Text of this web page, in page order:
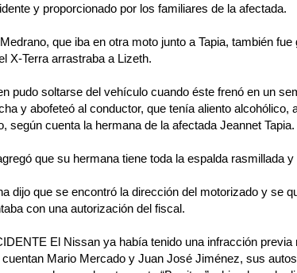
y proporcionado por los familiares de la afectada.
que iba en otra moto junto a Tapia, también
X-Terra arrastraba a Lizeth.
pudo soltarse del vehículo cuando éste frenó en un
y abofeteó al conductor, que tenía aliento alcohólico,
según cuenta la hermana de la afectada Jeannet Tapia.
que su hermana tiene toda la espalda rasmillada
dijo que se encontró la dirección del motorizado y se
con una autorización del fiscal.
El Nissan ya había tenido una infracción
cuentan Mario Mercado y Juan José Jiménez, sus